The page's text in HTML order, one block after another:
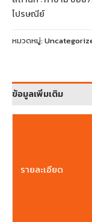
ไปรษณีย์
หมวดหมู่:
ข้อมูลเพิ่มเติม
รายละเอียด